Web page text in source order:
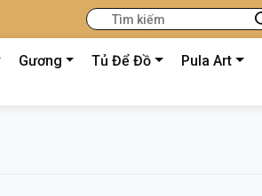
Gương Tủ Để Đồ Pula Art